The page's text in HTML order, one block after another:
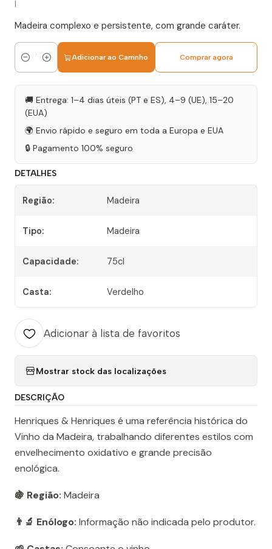
Madeira complexo e persistente, com grande caráter.
Quantidade
Adicionar ao Carrinho Comprar agora
🚚 Entrega: 1–4 dias úteis (PT e ES), 4–9 (UE), 15–20
(EUA)
🌍 Envio rápido e seguro em toda a Europa e EUA
🔒 Pagamento 100% seguro
DETALHES
Região: Madeira
Tipo: Madeira
Capacidade: 75cl
Casta: Verdelho
Adicionar à lista de favoritos
Mostrar stock das localizações
DESCRIÇÃO
Henriques & Henriques é uma referência histórica do
Vinho da Madeira, trabalhando diferentes estilos com
envelhecimento oxidativo e grande precisão
enológica.
🍇 Região: Madeira
👨‍🔬 Enólogo: Informação não indicada pelo produtor.